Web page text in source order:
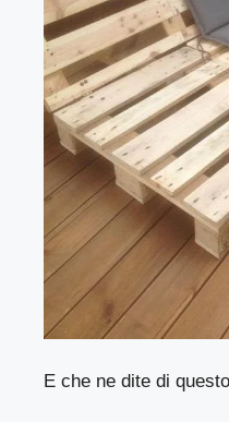
E che ne dite di